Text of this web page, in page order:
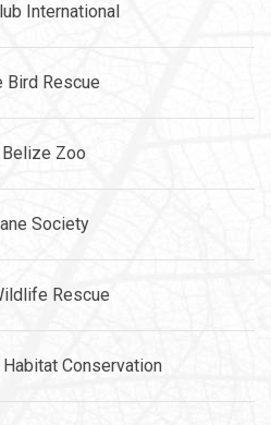
International
Bird Rescue
Belize Zoo
Society
Rescue
Conservation